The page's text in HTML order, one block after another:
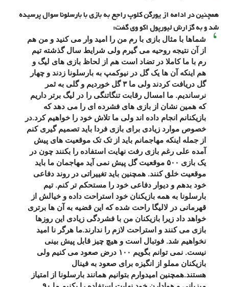
همچنین در ادامه از یورگن کلوپ راجع به بازی با بارسلونا سوال پرسیده
شد و به گزارش لیورپول اکو وی گفت:
شماها با مثال بازی با رم من را امید وار می کنید و من هم
از آن نتیجه روحیه می گیرم ولی شرایط سال گذشته تیم
رم با ما کاملا در تضاد است هم از لحاظ بازی های لیگ و
هم اینکه آن ها یک گل در نیوکمپ به بارسلونا زدند و چهار
گل دریافت کردند ولی ما ۳ گل خوردیم و گلی به ثمر
نرساندیم. ما امسال رقابت تنگاتنگی را در لیگ برتر داریم
که همین نشان از بازی های فشرده ای را می دهد که
بازیکنانم انجام داده اند ولی ما تلاش خود را خواهیم کرد.در
خصوص موارد زیادی برای بازی فردا باید تصمیم گیری کنم
از جمله اینکه مهاجمانم باید از تک تک موقعیت های پیش
آمده علی رغم بازی رفت نهایت استفاده را بکنند چون در
یک بازی ۵۰۰ موقعیت گل پیش نمی آید مهاجمان ما باید
موقعیت خلق کنند. همچنین باید تغییراتی در روند دفاعی
خود بدهم و دیوار دفاعی خود را مستحکم تر کنم. تیم
بارسلونا به همه بازیکنان خود استراحت داده و خیالش از
قهرمانی در لالیگا راحت شده که این قضیه به آن ها برتری
خواهد داد زیرا بازیکنان من با فشردگی زیادی این روزها
بازی می کنند و استراحت لازم را ندارند.ما هرگر نا امید
نخواهیم شد. فوتبال است و هیچ چیز قابل پیش بینی
نیست. نمی توانم بگویم ۱۰۰ درض صعود می کنیم ولی
بازیکنان مملو از انگیزه برای صعود به فینال
هستند.همچنین امیدوارم بتوانیم همانند بارسلونا از امتیاز